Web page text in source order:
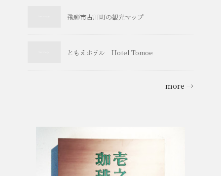
飛騨市古川町の観光マップ
ともえホテル Hotel Tomoe
more →